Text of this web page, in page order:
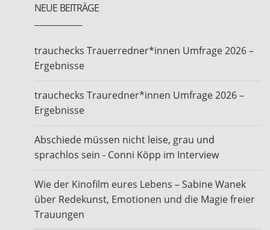
NEUE BEITRÄGE
trauchecks Trauerredner*innen Umfrage 2026 –
Ergebnisse
trauchecks Trauredner*innen Umfrage 2026 –
Ergebnisse
Abschiede müssen nicht leise, grau und
sprachlos sein - Conni Köpp im Interview
Wie der Kinofilm eures Lebens – Sabine Wanek
über Redekunst, Emotionen und die Magie freier
Trauungen